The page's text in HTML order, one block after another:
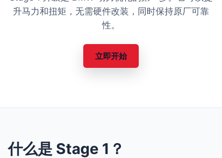
升马力和扭矩，无需硬件改装，同时保持原厂可靠
性。
立即开始
什么是 Stage 1？